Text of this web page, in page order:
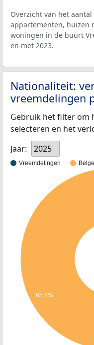
Overzicht van het
appartementen, huizen
woningen in de buurt
en met 2023.
Nationaliteit:
vreemdelingen
Gebruik het filter om
selecteren en het
Jaar:
2025
Vreemdelingen
65,8%